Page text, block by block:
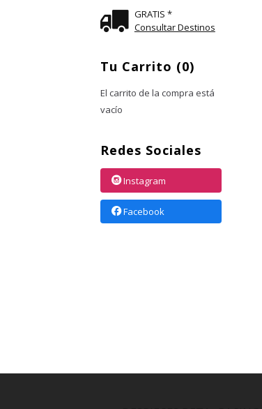
GRATIS *
Consultar Destinos
Tu Carrito (0)
El carrito de la compra está
vacío
Redes Sociales
Instagram
Facebook